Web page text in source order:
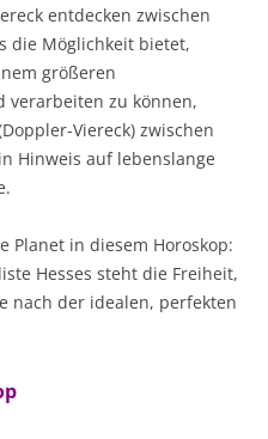
entdecken zwischen
die Möglichkeit bietet,
größeren
verarbeiten zu können,
Viereck) zwischen
Hinweis auf lebenslange
Planet in diesem Horoskop:
Hesses steht die Freiheit,
nach der idealen, perfekten